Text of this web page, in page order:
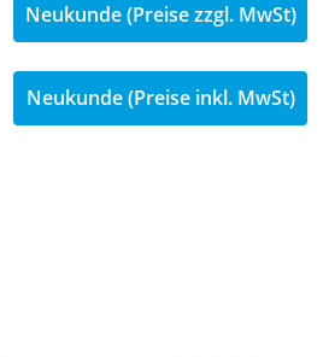
Neukunde (Preise zzgl. MwSt)
Neukunde (Preise inkl. MwSt)
Exemplarische Darstellung: